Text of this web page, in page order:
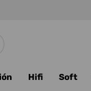
Hifi Soft